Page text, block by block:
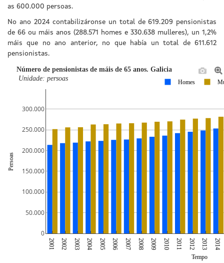
as 600.000 persoas.
No ano 2024 contabilizáronse un total de 619.209 pensionistas
de 66 ou máis anos (288.571 homes e 330.638 mulleres), un 1,2%
máis que no ano anterior, no que había un total de 611.612
pensionistas.
2001 2002 2003 2004 2005 2006 2007 2008 2009 2010 2011 2012 2013 2014
0
50.000
100.000
150.000
200.000
250.000
300.000
Homes
Número de pensionistas de máis de 65 anos. Galicia
Unidade: persoas
Tempo
Persoas